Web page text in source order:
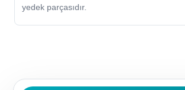
yedek parçasıdır.